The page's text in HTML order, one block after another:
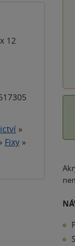
12
»
Fixy »